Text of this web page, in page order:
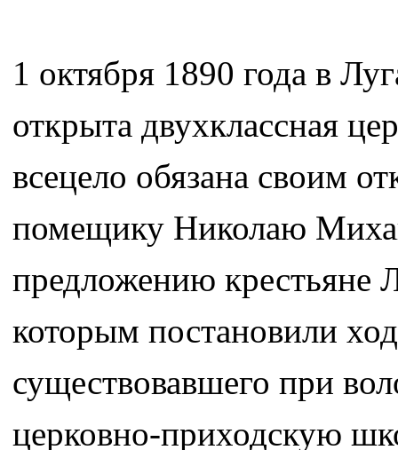
1 октября 1890 года в
открыта двухклассная
всецело обязана своим
помещику Николаю
предложению крестьяне
которым постановили
существовавшего при
церковно-приходскую